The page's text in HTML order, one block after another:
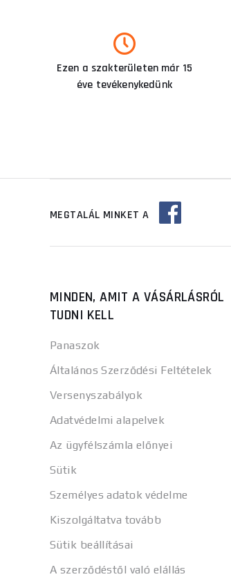
Ezen a szakterületen már 15
éve tevékenykedünk
MEGTALÁL MINKET A
MINDEN, AMIT A VÁSÁRLÁSRÓL
TUDNI KELL
Panaszok
Általános Szerződési Feltételek
Versenyszabályok
Adatvédelmi alapelvek
Az ügyfélszámla előnyei
Sütik
Személyes adatok védelme
Kiszolgáltatva tovább
Sütik beállításai
A szerződéstől való elállás